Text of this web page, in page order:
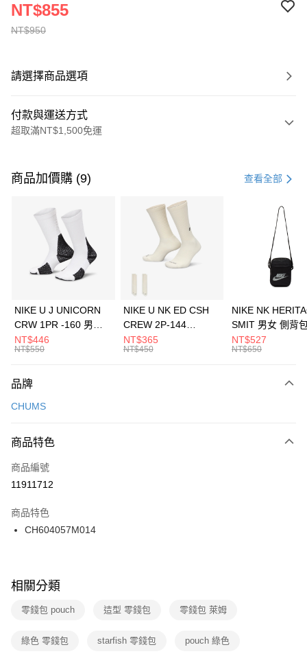
NT$950
NT$855
請選擇商品選項
付款與運送方式
超取滿NT$1,500免運
信用卡一次付款
3 期 0 利率 每期 21家銀行
合作金庫商業銀行
第一商業銀行
華南商業銀行
彰化商業銀行
上海商業儲蓄銀行
元大商業銀行
台灣樂天信用卡公司
Apple Pay
全盈+PAY
AFTEE先享後付
【關於「AFTEE先享後付」】
便利好安心！
３．安心：先確認商品／服務後，再付款。
【「AFTEE先享後付」結帳流程】
１．於結帳方式選擇「AFTEE先享後付」後，將跳轉至「AFTEE先享後付」
２．訂單成立數日內，您將收到繳費通知簡訊。
３．收到繳費通知簡訊後14天內，點擊此簡訊中的連結，可透過四大超商／
ATM／網路銀行／等多元方式進行付款，方視為交易完成。
※ 交易是否成功請以「AFTEE先享後付 」之結帳頁面顯示為準，若有關於
是否繳費成功／繳費後需取消欲退款等相關疑問，請聯繫「AFTEE先享後付
客戶支援中心」 https://netprotections.freshdesk.com/support/home
１．透過由恩沛科技股份有限公司提供之「AFTEE先享後付」服務完成之交
運送方式
每筆NT$100，滿NT$1,500(含以上)免運費
宅配
每筆NT$100，滿NT$1,500(含以上)免運費
付款後門市自取
每筆NT$100，滿NT$1,500(含以上)免運費
商品加價購 (9) 查看全部
NIKE U J UNICORN
CRW 1PR -160 男女
中統襪 FZ3393100
NT$446
NT$550
NIKE U NK ED CSH
CREW 2P-144
EMBRDY 男女 短統襪
FZ3073133
NT$365
NT$450
NIKE NK
SMIT 男女 側背
BA5871010
NT$527
NT$650
品牌
CHUMS
商品特色
商品編號
11911712
商品特色
CH604057M014
相關分類
零錢包 pouch 迼型 零錢包 零錢包 萊姆
綠色 零錢包 starfish 零錢包 pouch 綠色